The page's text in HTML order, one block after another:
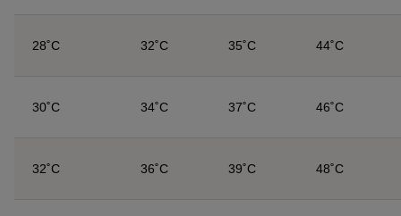
28˚C 32˚C 35˚C 44˚C
30˚C 34˚C 37˚C 46˚C
32˚C 36˚C 39˚C 48˚C